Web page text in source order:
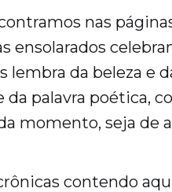
nas
ensolarados
lembra da beleza e
palavra poética,
momento, seja de
contendo